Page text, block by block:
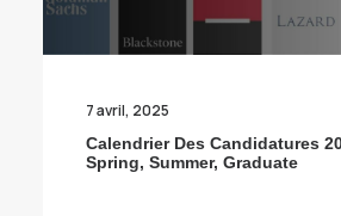
7 avril, 2025
Calendrier Des Candidatures
Spring, Summer, Graduate